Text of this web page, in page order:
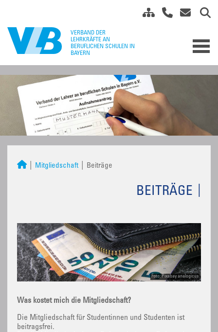
Mitgliedschaft Beiträge
BEITRÄGE
Foto: Pixabay analogicus
Was kostet mich die Mitgliedschaft?
Die Mitgliedschaft für Studentinnen und Studenten ist
beitragsfrei.